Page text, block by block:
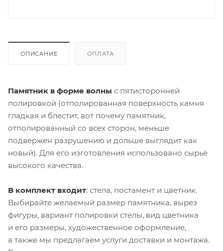
ОПИСАНИЕ ОПЛАТА
Памятник в форме волны с пятисторонней
полировкой (отполированная поверхность камня
гладкая и блестит, вот почему памятник,
отполированный со всех сторон, меньше
подвержен разрушению и дольше выглядит как
новый). Для его изготовления использовано сырьё
высокого качества.
В комплект входит: стела, постамент и цветник.
Выбирайте желаемый размер памятника, вырез
фигуры, вариант полировки стелы, вид цветника
и его размеры, художественное оформление,
а также мы предлагаем услуги доставки и монтажа.